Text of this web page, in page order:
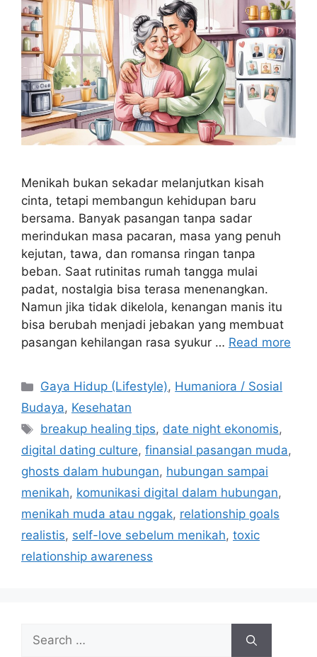
Menikah bukan sekadar melanjutkan kisah
cinta, tetapi membangun kehidupan baru
bersama. Banyak pasangan tanpa sadar
merindukan masa pacaran, masa yang penuh
kejutan, tawa, dan romansa ringan tanpa
beban. Saat rutinitas rumah tangga mulai
padat, nostalgia bisa terasa menenangkan.
Namun jika tidak dikelola, kenangan manis itu
bisa berubah menjadi jebakan yang membuat
pasangan kehilangan rasa syukur … Read more
C
a
e
g
o
r
i
s
Gaya Hidup (Lifestyle), Humaniora / Sosial
Budaya, Kesehatan
T
a
s
breakup healing tips, date night ekonomis,
digital dating culture, finansial pasangan muda,
ghosts dalam hubungan, hubungan sampai
menikah, komunikasi digital dalam hubungan,
menikah muda atau nggak, relationship goals
realistis, self-love sebelum menikah, toxic
relationship awareness